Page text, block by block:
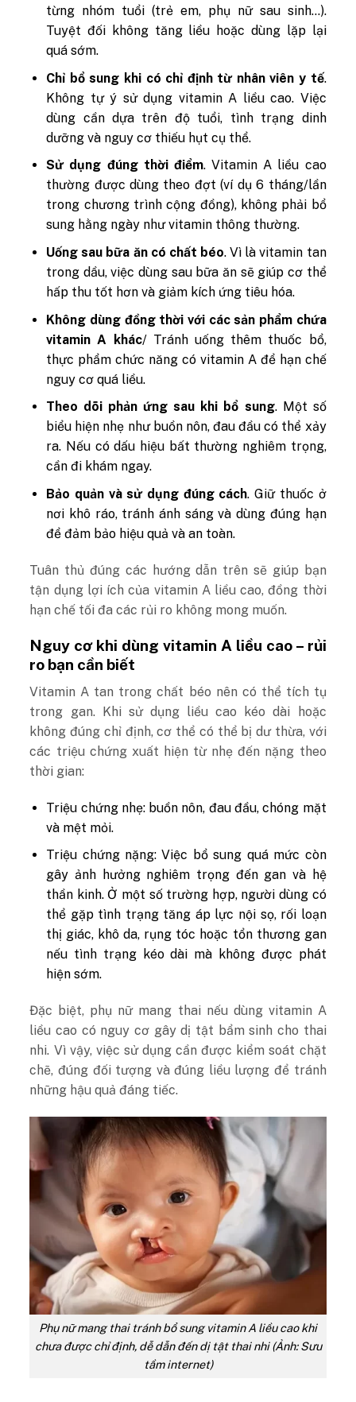
từng nhóm tuổi (trẻ em, phụ nữ sau sinh…).
Tuyệt đối không tăng liều hoặc dùng lặp lại
quá sớm.
Chỉ bổ sung khi có chỉ định từ nhân viên y tế.
Không tự ý sử dụng vitamin A liều cao. Việc
dùng cần dựa trên độ tuổi, tình trạng dinh
dưỡng và nguy cơ thiếu hụt cụ thể.
Sử dụng đúng thời điểm. Vitamin A liều cao
thường được dùng theo đợt (ví dụ 6 tháng/lần
trong chương trình cộng đồng), không phải bổ
sung hằng ngày như vitamin thông thường.
Uống sau bữa ăn có chất béo. Vì là vitamin tan
trong dầu, việc dùng sau bữa ăn sẽ giúp cơ thể
hấp thu tốt hơn và giảm kích ứng tiêu hóa.
Không dùng đồng thời với các sản phẩm chứa
vitamin A khác/ Tránh uống thêm thuốc bổ,
thực phẩm chức năng có vitamin A để hạn chế
nguy cơ quá liều.
Theo dõi phản ứng sau khi bổ sung. Một số
biểu hiện nhẹ như buồn nôn, đau đầu có thể xảy
ra. Nếu có dấu hiệu bất thường nghiêm trọng,
cần đi khám ngay.
Bảo quản và sử dụng đúng cách. Giữ thuốc ở
nơi khô ráo, tránh ánh sáng và dùng đúng hạn
để đảm bảo hiệu quả và an toàn.
Tuân thủ đúng các hướng dẫn trên sẽ giúp bạn
tận dụng lợi ích của vitamin A liều cao, đồng thời
hạn chế tối đa các rủi ro không mong muốn.
Nguy cơ khi dùng vitamin A liều cao – rủi
ro bạn cần biết
Vitamin A tan trong chất béo nên có thể tích tụ
trong gan. Khi sử dụng liều cao kéo dài hoặc
không đúng chỉ định, cơ thể có thể bị dư thừa, với
các triệu chứng xuất hiện từ nhẹ đến nặng theo
thời gian:
Triệu chứng nhẹ: buồn nôn, đau đầu, chóng mặt
và mệt mỏi.
Triệu chứng nặng: Việc bổ sung quá mức còn
gây ảnh hưởng nghiêm trọng đến gan và hệ
thần kinh. Ở một số trường hợp, người dùng có
thể gặp tình trạng tăng áp lực nội sọ, rối loạn
thị giác, khô da, rụng tóc hoặc tổn thương gan
nếu tình trạng kéo dài mà không được phát
hiện sớm.
Đặc biệt, phụ nữ mang thai nếu dùng vitamin A
liều cao có nguy cơ gây dị tật bẩm sinh cho thai
nhi. Vì vậy, việc sử dụng cần được kiểm soát chặt
chẽ, đúng đối tượng và đúng liều lượng để tránh
những hậu quả đáng tiếc.
Phụ nữ mang thai tránh bổ sung vitamin A liều cao khi
chưa được chỉ định, dễ dẫn đến dị tật thai nhi (Ảnh: Sưu
tầm internet)